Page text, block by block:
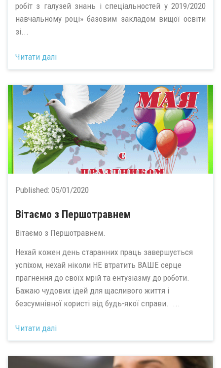
робіт з галузей знань і спеціальностей у 2019/2020
навчальному році» базовим закладом вищої освіти
зі...
Читати далі
Published: 05/01/2020
Вітаємо з Першотравнем
Вітаємо з Першотравнем.
Нехай кожен день старанних праць завершується
успіхом, нехай ніколи НЕ втратить ВАШЕ серце
прагнення до своїх мрій та ентузіазму до роботи.
Бажаю чудових ідей для щасливого життя і
безсумнівної користі від будь-якої справи. ...
Читати далі